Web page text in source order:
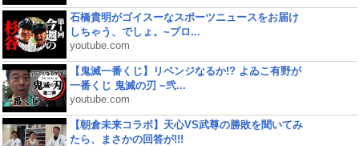
石橋貴明がゴイスーなスポーツニュースをお届け
しちゃう、でしょ。~プロ...
youtube.com
【鬼滅一番くじ】リベンジなるか!? よゐこ有野が
一番くじ 鬼滅の刃 ~弐...
youtube.com
【朝倉未来コラボ】天心VS武尊の勝敗を聞いてみ
たら、まさかの回答が!!!